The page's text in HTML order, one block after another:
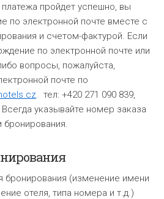
пройдет успешно, вы
по электронной почте вместе с
и счетом-фактурой. Если
по электронной почте или
вопросы, пожалуйста,
почте по
. тел: +420 271 090 839,
указывайте номер заказа
(изменение имени
отеля, типа номера и т.д.)